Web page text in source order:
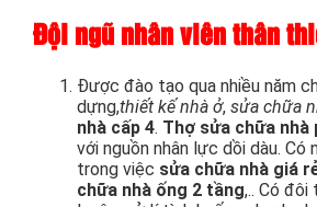
Đội ngũ nhân viên thân
Được đào tạo qua nhiều năm
dựng,thiết kế nhà ở, sửa chữa
nhà cấp 4. Thợ sửa chữa nhà
với nguồn nhân lực dồi dàu. Có
trong việc sửa chữa nhà giá
chữa nhà ống 2 tầng,.. Có đôi